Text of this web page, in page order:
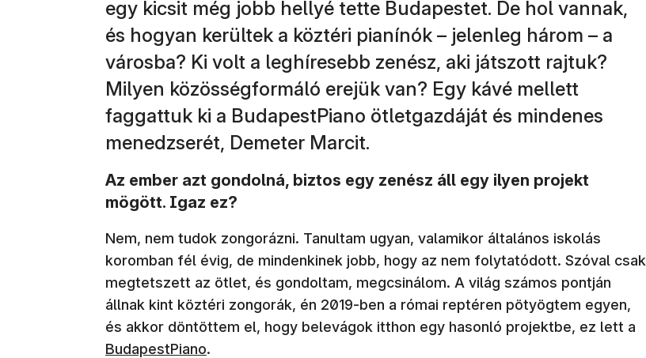
egy kicsit még jobb hellyé tette Budapestet. De hol vannak,
és hogyan kerültek a köztéri pianínók – jelenleg három – a
városba? Ki volt a leghíresebb zenész, aki játszott rajtuk?
Milyen közösségformáló erejük van? Egy kávé mellett
faggattuk ki a BudapestPiano ötletgazdáját és mindenes
menedzserét, Demeter Marcit.
Az ember azt gondolná, biztos egy zenész áll egy ilyen projekt
mögött. Igaz ez?
Nem, nem tudok zongorázni. Tanultam ugyan, valamikor általános iskolás
koromban fél évig, de mindenkinek jobb, hogy az nem folytatódott. Szóval csak
megtetszett az ötlet, és gondoltam, megcsinálom. A világ számos pontján
állnak kint köztéri zongorák, én 2019-ben a római reptéren pötyögtem egyen,
és akkor döntöttem el, hogy belevágok itthon egy hasonló projektbe, ez lett a
BudapestPiano.